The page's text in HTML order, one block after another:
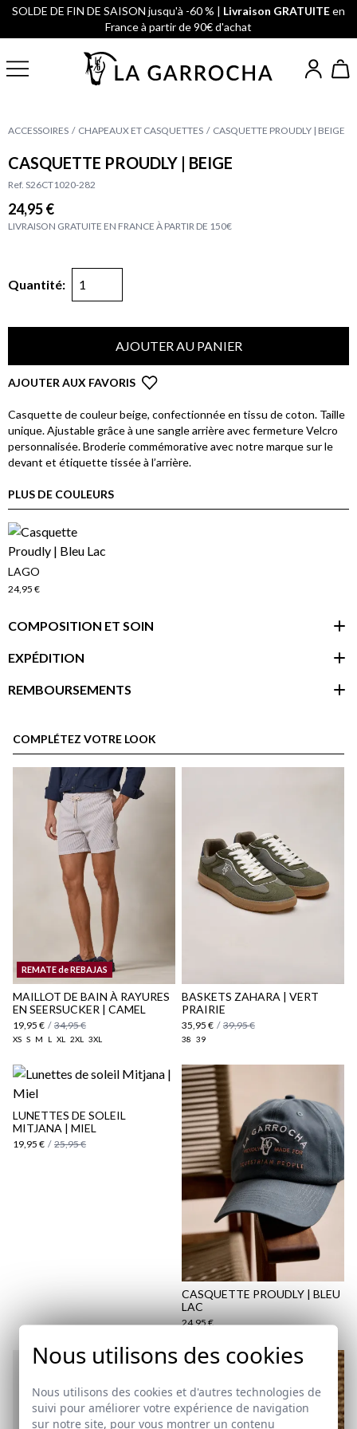
SOLDE DE FIN DE SAISON jusqu'à -60 % | Livraison GRATUITEen
France à partir de 90€ d'achat
ACCESSOIRES CHAPEAUX ET CASQUETTES CASQUETTE PROUDLY | BEIGE
CASQUETTE PROUDLY | BEIGE
Ref. S26CT1020-282
24,95 €
LIVRAISON GRATUITE EN FRANCE À PARTIR DE 150€
Quantité:
AJOUTER AU PANIER
AJOUTER AUX FAVORIS
Casquette de couleur beige, confectionnée en tissu de coton. Taille
unique. Ajustable grâce à une sangle arrière avec fermeture Velcro
personnalisée. Broderie commémorative avec notre marque sur le
devant et étiquette tissée à l’arrière.
PLUS DE COULEURS
LAGO
24,95 €
COMPOSITION ET SOIN
EXPÉDITION
Politique d'expédition
REMBOURSEMENTS
ici
COMPLÉTEZ VOTRE LOOK
REMATE de REBAJAS
MAILLOT DE BAIN À RAYURES
EN SEERSUCKER | CAMEL
19,95 € / 34,95 €
XS S M L XL 2XL 3XL
BASKETS ZAHARA | VERT
PRAIRIE
35,95 € / 39,95 €
38 39
LUNETTES DE SOLEIL
MITJANA | MIEL
19,95 € / 25,95 €
CASQUETTE PROUDLY | BLEU
LAC
24,95 €
Nous utilisons des cookies
Nous utilisons des cookies et d'autres technologies de
suivi pour améliorer votre expérience de navigation
sur notre site, pour vous montrer un contenu